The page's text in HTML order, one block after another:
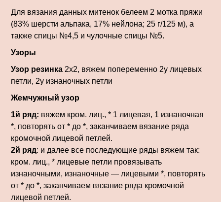
Для вязания данных митенок белеем 2 мотка пряжи
(83% шерсти альпака, 17% нейлона; 25 г/125 м), а
также спицы №4,5 и чулочные спицы №5.
Узоры
Узор резинка 2х2, вяжем попеременно 2у лицевых
петли, 2у изнаночных петли
Жемчужный узор
1й ряд: вяжем кром. лиц., * 1 лицевая, 1 изнаночная
*, повторять от * до *, заканчиваем вязание ряда
кромочной лицевой петлей.
2й ряд: и далее все последующие ряды вяжем так:
кром. лиц., * лицевые петли провязывать
изнаночными, изнаночные — лицевыми *, повторять
от * до *, заканчиваем вязание ряда кромочной
лицевой петлей.